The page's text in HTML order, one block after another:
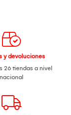
y devoluciones
26 tiendas a nivel
nacional